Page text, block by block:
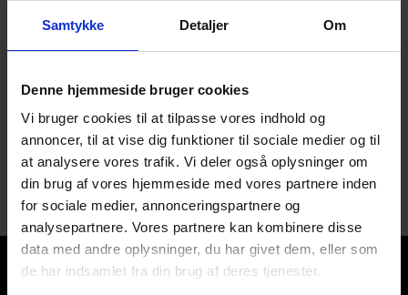
Samtykke Detaljer Om
Denne hjemmeside bruger cookies
Vi bruger cookies til at tilpasse vores indhold og
annoncer, til at vise dig funktioner til sociale medier og til
at analysere vores trafik. Vi deler også oplysninger om
din brug af vores hjemmeside med vores partnere inden
for sociale medier, annonceringspartnere og
analysepartnere. Vores partnere kan kombinere disse
data med andre oplysninger, du har givet dem, eller som
de har indsamlet fra din brug af deres tjenester.
samtaler, der ellers ikke ville være fundet sted.
handlingerne på mikroplan i dagligdagen. Strategien
skal bidrage til en samskabende kultur og til, at EUC
Nord er en udviklingsorienteret erhvervsskole med
både nærvær og mangfoldighed.
Se vores strategi for 2023-2026